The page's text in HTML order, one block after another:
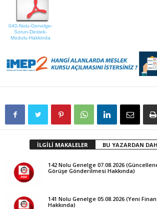
040-Nolu-Genelge-
Sorun-Destek-
Modulu-Hakkinda
İLGİLİ MAKALELER BU YAZARDAN
142 Nolu Genelge 07.08.2026
Görüşe Gönderilmesi Hakkında)
141 Nolu Genelge 05.08.2026 (Yeni
Hakkında)